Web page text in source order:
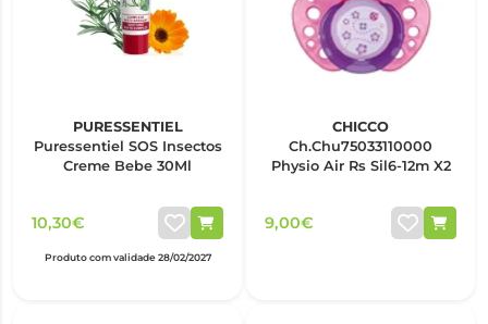
PURESSENTIEL
Puressentiel SOS Insectos
Creme Bebe 30Ml
10,30€
Produto com validade 28/02/2027
CHICCO
Ch.Chu75033110000
Physio Air Rs Sil6-12m X2
9,00€